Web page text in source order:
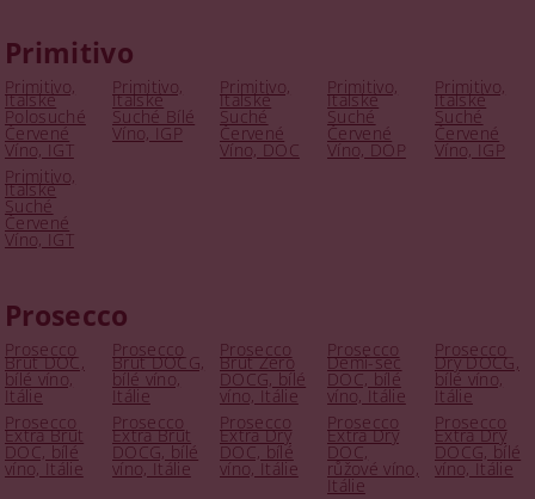
Primitivo
Primitivo,
Italské
Polosuché
Červené
Víno, IGT
Primitivo,
Italské
Suché Bílé
Víno, IGP
Primitivo,
Italské
Suché
Červené
Víno, DOC
Primitivo,
Italské
Suché
Červené
Víno, DOP
Primitivo,
Italské
Suché
Červené
Víno, IGP
Primitivo,
Italské
Suché
Červené
Víno, IGT
Prosecco
Prosecco
Brut DOC,
bílé víno,
Itálie
Prosecco
Brut DOCG,
bílé víno,
Itálie
Prosecco
Brut Zero
DOCG, bílé
víno, Itálie
Prosecco
Demi-sec
DOC, bílé
víno, Itálie
Prosecco
Dry DOCG,
bílé víno,
Itálie
Prosecco
Extra Brut
DOC, bílé
víno, Itálie
Prosecco
Extra Brut
DOCG, bílé
víno, Itálie
Prosecco
Extra Dry
DOC, bílé
víno, Itálie
Prosecco
Extra Dry
DOC,
růžové víno,
Itálie
Prosecco
Extra Dry
DOCG, bílé
víno, Itálie